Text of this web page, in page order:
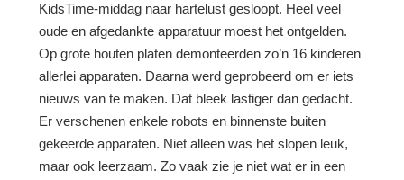
KidsTime-middag naar hartelust gesloopt. Heel veel
oude en afgedankte apparatuur moest het ontgelden.
Op grote houten platen demonteerden zo’n 16 kinderen
allerlei apparaten. Daarna werd geprobeerd om er iets
nieuws van te maken. Dat bleek lastiger dan gedacht.
Er verschenen enkele robots en binnenste buiten
gekeerde apparaten. Niet alleen was het slopen leuk,
maar ook leerzaam. Zo vaak zie je niet wat er in een